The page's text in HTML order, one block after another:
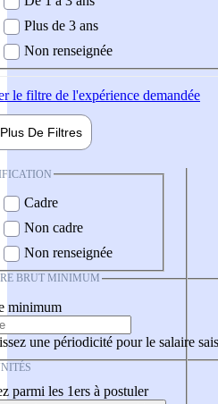
Plus de 3 ans
Non renseignée
le filtre de l'expérience demandée
Plus De Filtres
Cadre
Non cadre
Non renseignée
BRUT MINIMUM
minimum
une périodicité pour le salaire
parmi les 1ers à postuler